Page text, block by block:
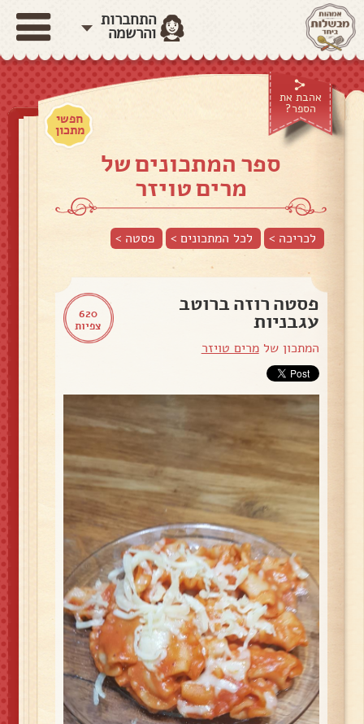
התחברות
והרשמה
אהבת את
הספר?
חפשי
מתכון
ספר המתכונים של
מרים טויזר
לכריכה > לכל המתכונים > פסטה >
620
צפיות
פסטה רוזה ברוטב
עגבניות
המתכון שלמרים טויזר